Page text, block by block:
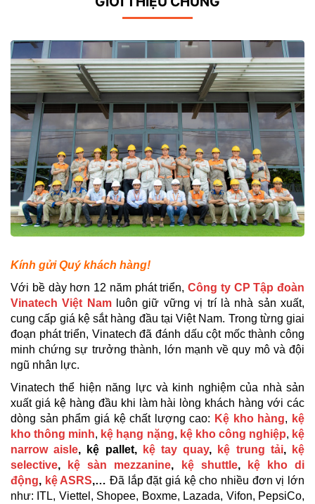
Kính gửi Quý khách hàng!
Với bề dày hơn 12 năm phát triển, Công ty CP Tập đoàn
Vinatech Việt Nam
luôn giữ vững vị trí là nhà sản xuất,
cung cấp giá kệ sắt hàng đầu tại Việt Nam. Trong từng giai
đoạn phát triển, Vinatech đã đánh dấu cột mốc thành công
minh chứng sự trưởng thành, lớn mạnh về quy mô và đội
ngũ nhân lực.
Vinatech thể hiện năng lực và kinh nghiệm của nhà sản
xuất giá kệ hàng đầu khi làm hài lòng khách hàng với các
dòng sản phẩm giá kệ chất lượng cao: Kệ kho hàng, kệ
kho thông minh, kệ hạng nặng, kệ kho công nghiệp, kệ
narrow aisle, kệ pallet, kệ tay quay, kệ trung tải,
kệ
selective, kệ sàn mezzanine, kệ shuttle,
kệ kho di
động, kệ ASRS,…Đã lắp đặt giá kệ cho nhiều đơn vị lớn
như: ITL, Viettel, Shopee, Boxme, Lazada, Vifon, PepsiCo,